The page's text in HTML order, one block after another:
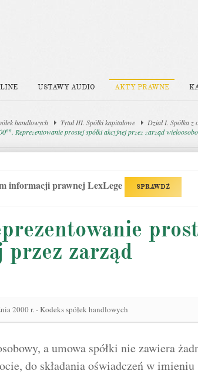
USTAWY AUDIO AKTY PRAWNE
handlowych Tytuł III. Spółki kapitałowe
Dział I. Spółka
66. Reprezentowanie prostej spółki akcyjnej przez zarząd
informacji prawnej LexLege SPRAWDŹ
przez zarząd
2000 r. - Kodeks spółek handlowych
a umowa spółki nie zawiera
do składania oświadczeń w imieniu